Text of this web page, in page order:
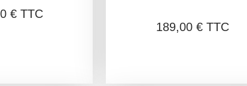
€ TTC
189,00 € TTC